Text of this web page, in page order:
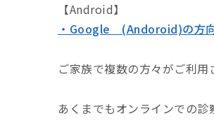
【Android】
・Google (Andoroid)の方
ご家族で複数の方々がご利用
あくまでもオンラインでの診